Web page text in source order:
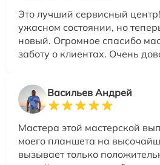
Это лучший сервисный
ужасном состоянии, но
новый. Огромное спасибо
заботу о клиентах. Очень
Васильев Андрей
Мастера этой мастерской
моего планшета на
вызывает только